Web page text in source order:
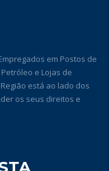
em Postos de
e Lojas de
está ao lado dos
os seus direitos e